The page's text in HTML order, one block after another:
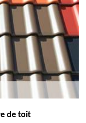
de toit